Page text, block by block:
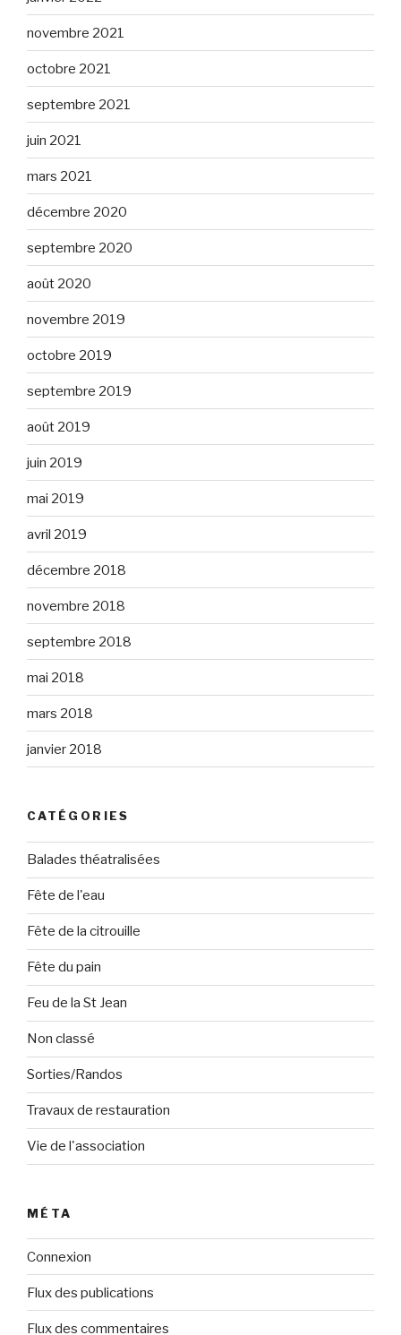
novembre 2021
octobre 2021
septembre 2021
juin 2021
mars 2021
décembre 2020
septembre 2020
août 2020
novembre 2019
octobre 2019
septembre 2019
août 2019
juin 2019
mai 2019
avril 2019
décembre 2018
novembre 2018
septembre 2018
mai 2018
mars 2018
janvier 2018
CATÉGORIES
Balades théatralisées
Fête de l'eau
Fête de la citrouille
Fête du pain
Feu de la St Jean
Non classé
Sorties/Randos
Travaux de restauration
Vie de l'association
MÉTA
Connexion
Flux des publications
Flux des commentaires